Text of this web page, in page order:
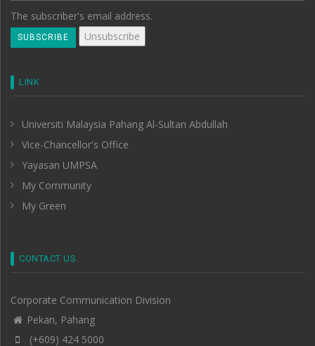
The subscriber's email address.
LINK
Universiti Malaysia Pahang Al-Sultan Abdullah
Vice-Chancellor's Office
Yayasan UMPSA
My Community
My Green
CONTACT US
Corporate Communication Division
Pekan, Pahang
(+609) 424 5000